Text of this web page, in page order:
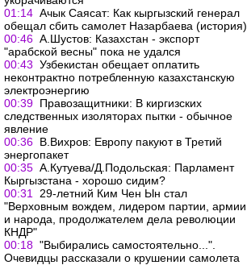
01:14 Ачык Саясат: Как кыргызский генерал
обещал сбить самолет Назарбаева (история)
00:46 А.Шустов: Казахстан - экспорт
"арабской весны" пока не удался
00:43 Узбекистан обещает оплатить
неконтрактно потребленную казахстанскую
электроэнергию
00:39 Правозащитники: В киргизских
следственных изоляторах пытки - обычное
явление
00:36 В.Вихров: Европу пакуют в Третий
энергопакет
00:35 А.Кутуева/Д.Подольская: Парламент
Кыргызстана - хорошо сидим?
00:31
29-летний Ким Чен Ын стал
"Верховным вождем, лидером партии, армии
и народа, продолжателем дела революции
КНДР"
00:18 "Выбирались самостоятельно...".
Очевидцы рассказали о крушении самолета